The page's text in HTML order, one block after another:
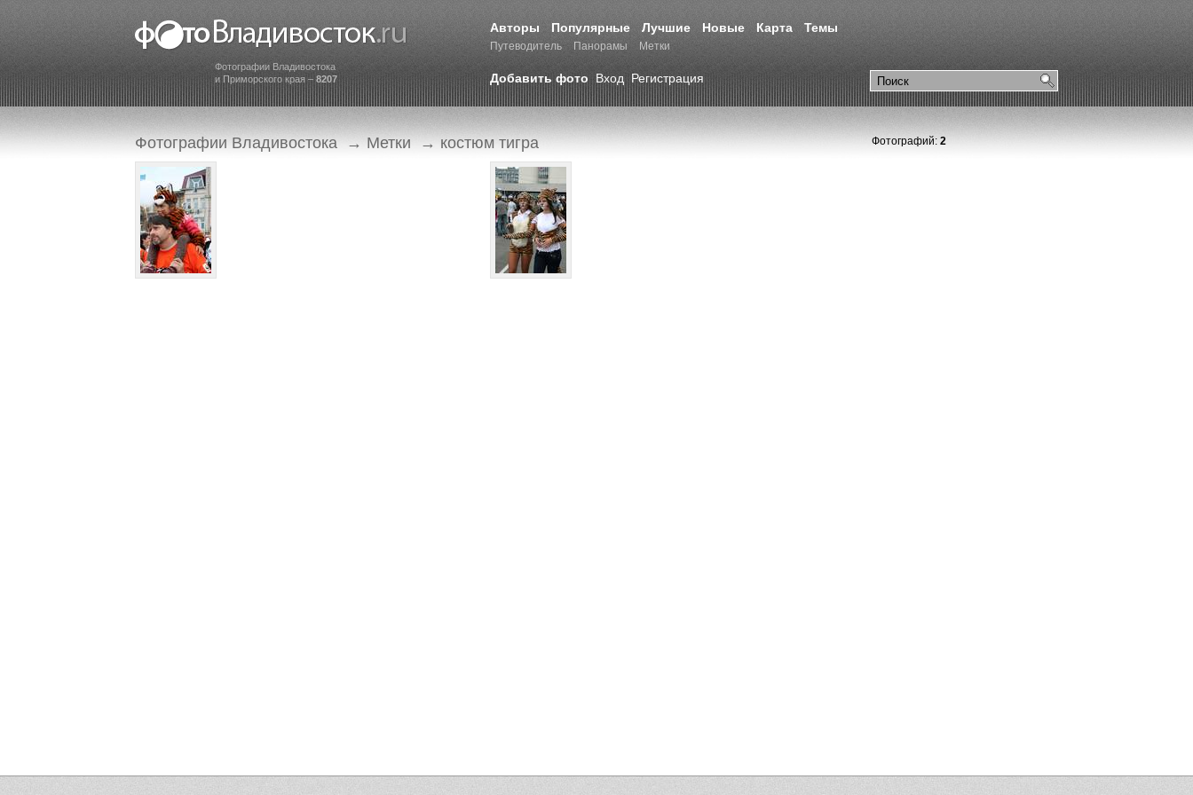
Фотографии Владивостока
и Приморского края – 8207
Авторы Популярные Лучшие Новые Карта Темы
Путеводитель Панорамы Метки
Добавить фото Вход Регистрация
Фотографии Владивостока → Метки → костюм тигра Фотографий: 2